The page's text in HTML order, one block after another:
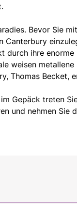
Bevor Sie
Canterbury
durch ihre
weisen
Thomas Becket,
Gepäck treten
und nehmen Sie